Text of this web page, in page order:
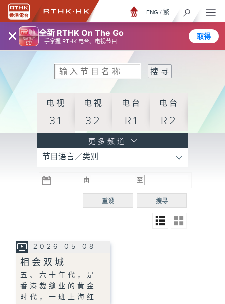
× 全新 RTHK On The Go
一手掌握 RTHK 电台、电视节目
取得
ENG / 繁
电视
31
电视
32
电台
R1
电台
R2
R3
电台 电台
R5
电台
普通
更多频道
节目语言／类别
由 至
搜寻
重设
2026-05-08
相会双城
五、六十年代，是
香港裁缝业的黄金
时代，一班上海红…